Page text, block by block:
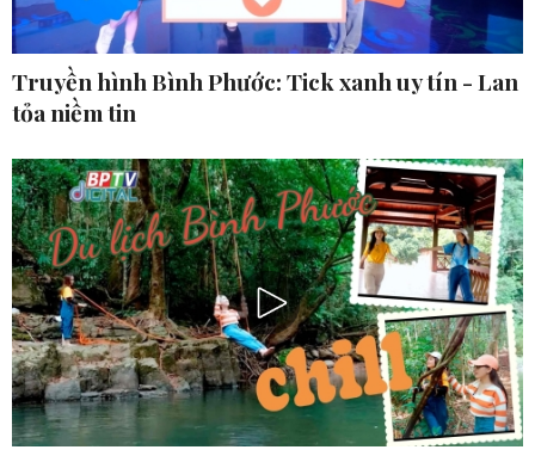
Truyền hình Bình Phước: Tick xanh uy tín - Lan
tỏa niềm tin